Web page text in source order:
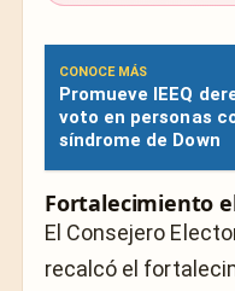
CONOCE MÁS
Promueve IEEQ
voto en personas
síndrome de Down
Fortalecimiento
El Consejero
recalcó el